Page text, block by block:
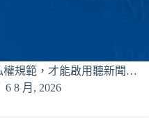
權規範，才能啟用聽新聞…
6 8 月, 2026